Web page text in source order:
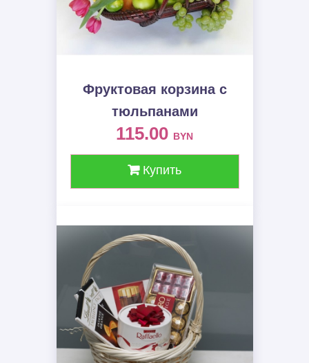
Фруктовая корзина c
тюльпанами
115.00 BYN
Купить